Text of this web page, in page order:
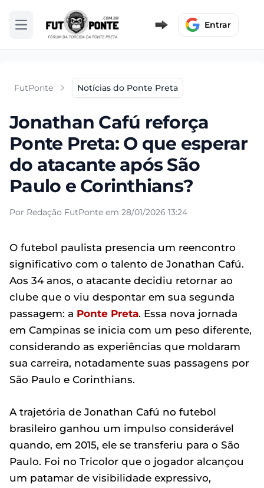
Abrir menu Entrar
FutPonte Notícias do Ponte Preta
Jonathan Cafú reforça
Ponte Preta: O que esperar
do atacante após São
Paulo e Corinthians?
Por Redação FutPonte em 28/01/2026 13:24
O futebol paulista presencia um reencontro
significativo com o talento de Jonathan Cafú.
Aos 34 anos, o atacante decidiu retornar ao
clube que o viu despontar em sua segunda
passagem: a Ponte Preta. Essa nova jornada
em Campinas se inicia com um peso diferente,
considerando as experiências que moldaram
sua carreira, notadamente suas passagens por
São Paulo e Corinthians.
A trajetória de Jonathan Cafú no futebol
brasileiro ganhou um impulso considerável
quando, em 2015, ele se transferiu para o São
Paulo. Foi no Tricolor que o jogador alcançou
um patamar de visibilidade expressivo,